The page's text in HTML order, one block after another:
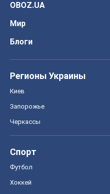
OBOZ.UA
Мир
Блоги
Регионы Украины
Киев
Запорожье
Черкассы
Спорт
Футбол
Хоккей